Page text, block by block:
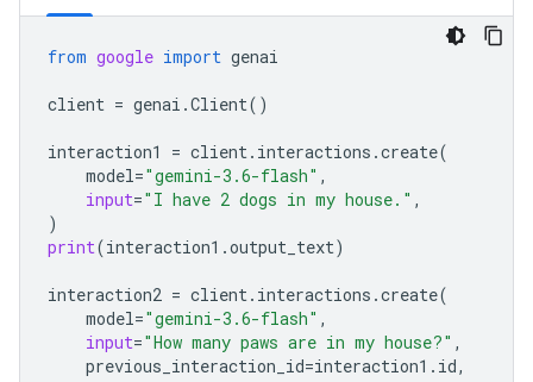
from google import genai
client = genai .Client()
interaction1 = client. interactions .create(
model="gemini-3.6-flash" ,
input="I have 2 dogs in my house." ,
)
print(interaction1 .output_text)
interaction2 = client. interactions .create(
model="gemini-3.6-flash" ,
input="How many paws are in my house?" ,
previous_interaction_id=interaction1 . id,